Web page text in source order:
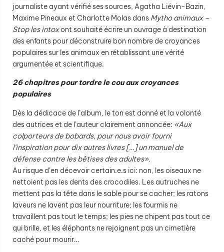
journaliste ayant vérifié ses sources, Agatha Liévin-Bazin,
Maxime Pineaux et Charlotte Molas dans Mytho animaux –
Stop les intoxont souhaité écrire un ouvrage à destination
des enfants pour déconstruire bon nombre de croyances
populaires sur les animaux en rétablissant une vérité
argumentée et scientifique.
26 chapitres pour tordre le cou aux croyances
populaires
Dès la dédicace de l’album, le ton est donné et la volonté
des autrices et de l’auteur clairement annoncée: «Aux
colporteurs de bobards, pour nous avoir fourni
l’inspiration pour dix autres livres […] un manuel de
défense contre les bêtises des adultes».
Au risque d’en décevoir certain.e.s ici: non, les oiseaux ne
nettoient pas les dents des crocodiles. Les autruches ne
mettent pas la tête dans le sable pour se cacher; les ratons
laveurs ne lavent pas leur nourriture; les fourmis ne
travaillent pas tout le temps; les pies ne chipent pas tout ce
qui brille, et les éléphants ne rejoignent pas un cimetière
caché pour mourir…